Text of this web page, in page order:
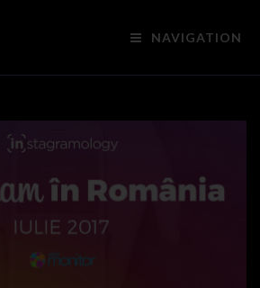
NAVIGATION